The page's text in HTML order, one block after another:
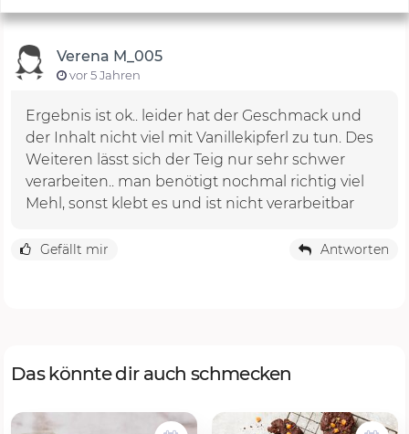
Verena M_005
vor 5 Jahren
Ergebnis ist ok.. leider hat der Geschmack und
der Inhalt nicht viel mit Vanillekipferl zu tun. Des
Weiteren lässt sich der Teig nur sehr schwer
verarbeiten.. man benötigt nochmal richtig viel
Mehl, sonst klebt es und ist nicht verarbeitbar
Gefällt mir Antworten
Das könnte dir auch schmecken